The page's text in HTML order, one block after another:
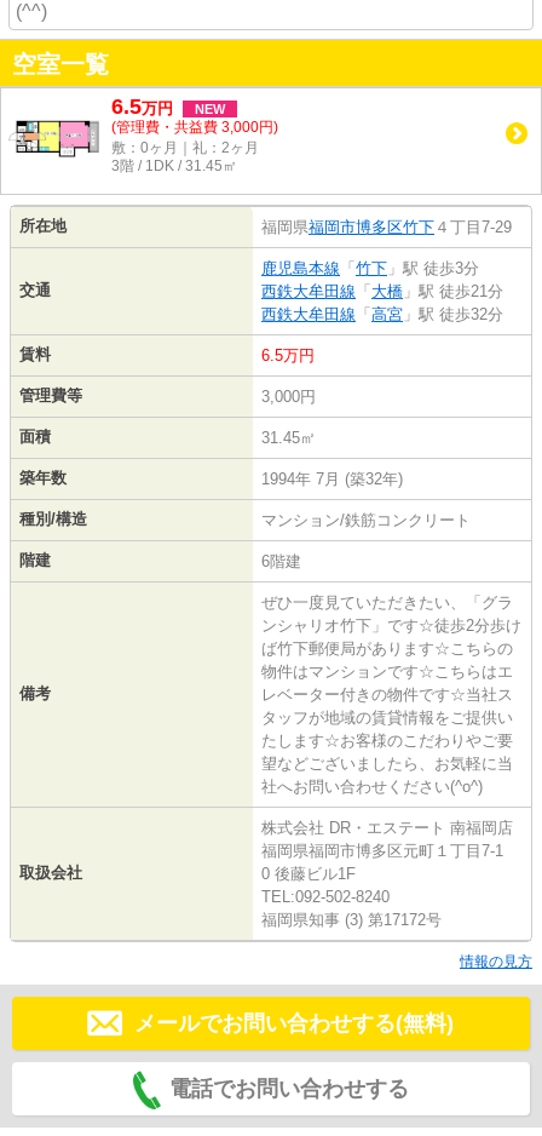
(^^)
空室一覧
6.5万円 NEW
(管理費・共益費 3,000円)
敷：0ヶ月｜礼：2ヶ月
3階 / 1DK / 31.45㎡
所在地 福岡県福岡市博多区竹下 ４丁目7-29
交通
鹿児島本線 「 竹下 」駅 徒歩3分
西鉄大牟田線 「 大橋 」駅 徒歩21分
西鉄大牟田線 「 高宮 」駅 徒歩32分
賃料 6.5万円
管理費等 3,000円
面積 31.45㎡
築年数 1994年 7月 (築32年)
種別/構造 マンション/鉄筋コンクリート
階建 6階建
備考
ぜひ一度見ていただきたい、「グラ
ンシャリオ竹下」です☆徒歩2分歩け
ば竹下郵便局があります☆こちらの
物件はマンションです☆こちらはエ
レベーター付きの物件です☆当社ス
タッフが地域の賃貸情報をご提供い
たします☆お客様のこだわりやご要
望などございましたら、お気軽に当
社へお問い合わせください(^o^)
取扱会社
株式会社 DR・エステート 南福岡店
福岡県福岡市博多区元町１丁目7-1
0 後藤ビル1F
TEL:092-502-8240
福岡県知事 (3) 第17172号
情報の見方
メールでお問い合わせする(無料)
電話でお問い合わせする